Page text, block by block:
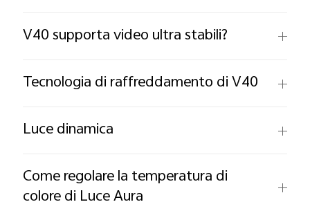
V40 supporta video ultra stabili?
Tecnologia di raffreddamento di V40
Luce dinamica
Come regolare la temperatura di
colore di Luce Aura